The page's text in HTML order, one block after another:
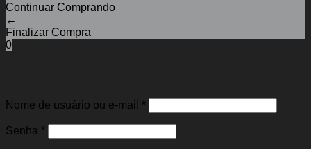
Continuar Comprando
←
Finalizar Compra
0
Nome de usuário ou e-mail *Obrigatório
Senha *Obrigatório